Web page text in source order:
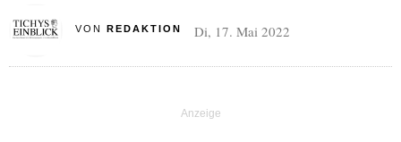
VON REDAKTION Di, 17. Mai 2022